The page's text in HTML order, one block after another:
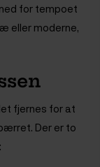
for tempoet
eller moderne,
fjernes for at
Der er to